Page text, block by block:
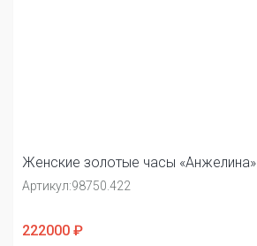
Женские золотые часы «Анжелина»
Артикул:98750.422
222000 ₽